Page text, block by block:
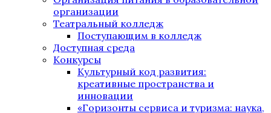
организации
Театральный колледж
Поступающим в колледж
Доступная среда
Конкурсы
Культурный код развития:
креативные пространства и
инновации
«Горизонты сервиса и туризма: наука,